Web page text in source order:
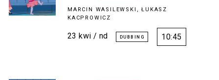
MARCIN WASILEWSKI, ŁUKASZ
KACPROWICZ
23 kwi / nd 10:45